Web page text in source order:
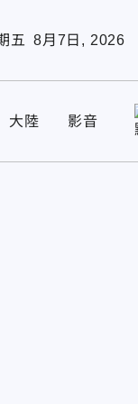
五 8月7日, 2026
大陸 影音